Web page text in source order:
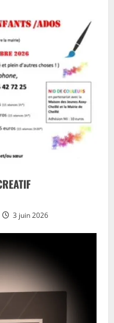
3 juin 2026